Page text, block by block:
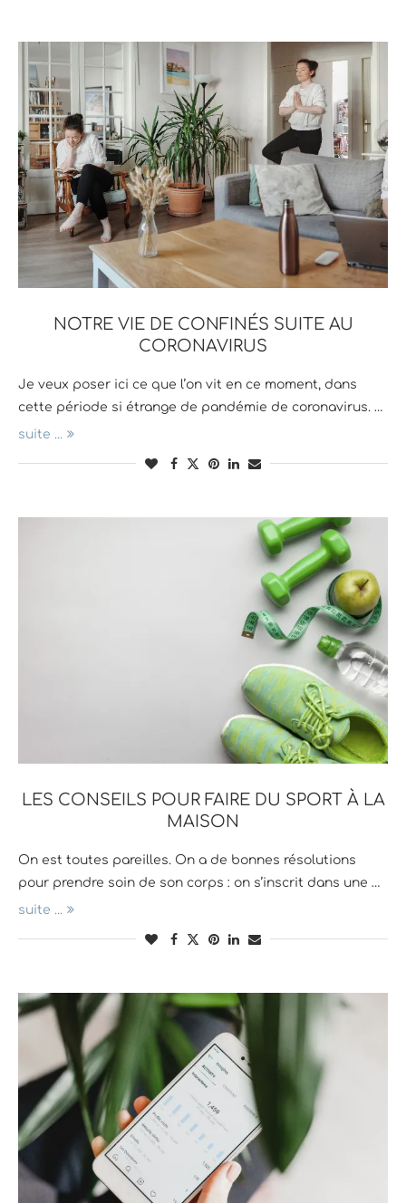
NOTRE VIE DE CONFINÉS SUITE AU
CORONAVIRUS
Je veux poser ici ce que l’on vit en ce moment, dans
cette période si étrange de pandémie de coronavirus. …
suite ...
LES CONSEILS POUR FAIRE DU SPORT À LA
MAISON
On est toutes pareilles. On a de bonnes résolutions
pour prendre soin de son corps : on s’inscrit dans une …
suite ...